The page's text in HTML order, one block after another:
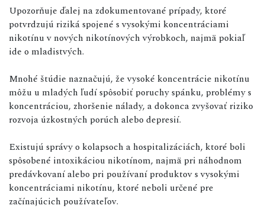
Upozorňuje ďalej na zdokumentované prípady, ktoré
potvrdzujú riziká spojené s vysokými koncentráciami
nikotínu v nových nikotínových výrobkoch, najmä pokiaľ
ide o mladistvých.
Mnohé štúdie naznačujú, že vysoké koncentrácie nikotínu
môžu u mladých ľudí spôsobiť poruchy spánku, problémy s
koncentráciou, zhoršenie nálady, a dokonca zvyšovať riziko
rozvoja úzkostných porúch alebo depresií.
Existujú správy o kolapsoch a hospitalizáciách, ktoré boli
spôsobené intoxikáciou nikotínom, najmä pri náhodnom
predávkovaní alebo pri používaní produktov s vysokými
koncentráciami nikotínu, ktoré neboli určené pre
začínajúcich používateľov.